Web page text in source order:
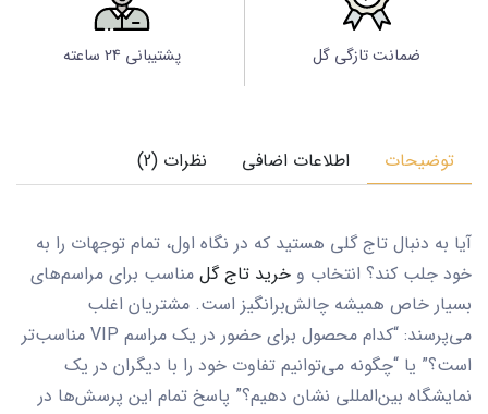
ضمانت تازگی گل پشتیبانی 24 ساعته
توضیحات اطلاعات اضافی نظرات (2)
آیا به دنبال تاج گلی هستید که در نگاه اول، تمام توجهات را به
خود جلب کند؟ انتخاب و خرید تاج گل مناسب برای مراسم‌های
بسیار خاص همیشه چالش‌برانگیز است. مشتریان اغلب
می‌پرسند: “کدام محصول برای حضور در یک مراسم VIP مناسب‌تر
است؟” یا “چگونه می‌توانیم تفاوت خود را با دیگران در یک
نمایشگاه بین‌المللی نشان دهیم؟” پاسخ تمام این پرسش‌ها در